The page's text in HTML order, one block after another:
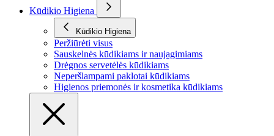
Kūdikio Higiena
Kūdikio Higiena
Peržiūrėti visus
Sauskelnės kūdikiams ir naujagimiams
Drėgnos servetėlės kūdikiams
Neperšlampami paklotai kūdikiams
Higienos priemonės ir kosmetika kūdikiams